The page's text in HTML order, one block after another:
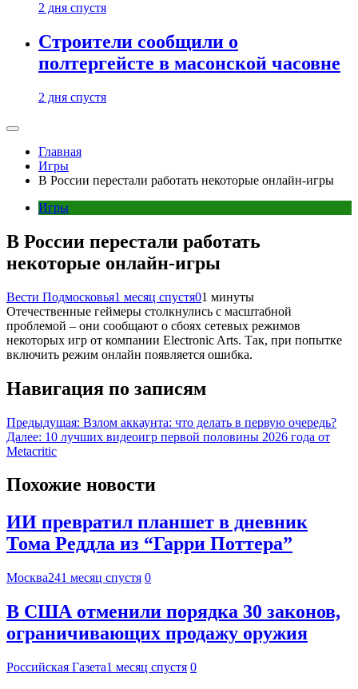
2 дня спустя
Строители сообщили о
полтергейсте в масонской часовне
2 дня спустя
Главная
Игры
В России перестали работать некоторые онлайн-игры
Игры
В России перестали работать
некоторые онлайн-игры
Вести Подмосковья1 месяц спустя01 минуты
Отечественные геймеры столкнулись с масштабной
проблемой – они сообщают о сбоях сетевых режимов
некоторых игр от компании Electronic Arts. Так, при попытке
включить режим онлайн появляется ошибка.
Навигация по записям
Предыдущая: Взлом аккаунта: что делать в первую очередь?
Далее: 10 лучших видеоигр первой половины 2026 года от
Metacritic
Похожие новости
ИИ превратил планшет в дневник
Тома Реддла из “Гарри Поттера”
Москва241 месяц спустя 0
В США отменили порядка 30 законов,
ограничивающих продажу оружия
Российская Газета1 месяц спустя 0